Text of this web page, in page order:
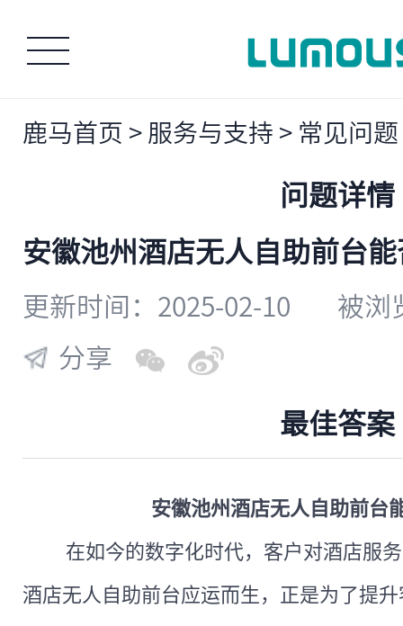
鹿马首页 > 服务与支持 > 常见问题
问题详情
安徽池州酒店无人自助前台
更新时间：2025-02-10
被浏
分享
最佳答案
安徽池州酒店无人自助前台
在如今的数字化时代，客户对酒店服
酒店无人自助前台应运而生，正是为了提